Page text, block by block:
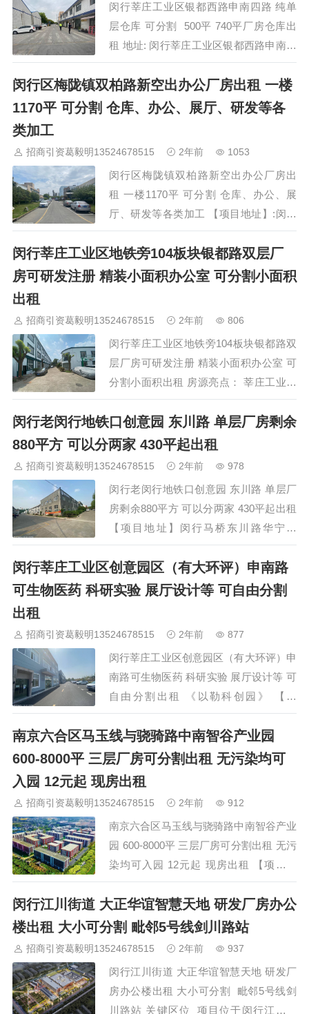
舍 独门独院 【面积】：总面积…
闵行莘庄工业区银都西路申南四路 纯单
层仓库 可分割 500平 740平厂房仓库出
租 地址: 闵行莘庄工业区银都西路申南四
路 新出【面积】：500平米、740平方，
单层户型！ 【层高】：层高6.5米 【结
构】：砖混结构水磨石地平 【价格】：
闵行区梅陇镇双柏路新空出办公厂房出租 一楼
1170平 可分割 仓库、办公、展厅、研发等各
类加工
招商引资葛毅明13524678515 2年前 1053
闵行区梅陇镇双柏路新空出办公厂房出
租 一楼1170平 可分割 仓库、办公、展
厅、研发等各类加工 【项目地址】:闵行
梅陇双柏路虹梅南路 【面积】：1楼空出
1170平方大小可分割。 【定位】：仓
库、办公、展厅、研发等各类加工 【地
闵行莘庄工业区地铁旁104板块银都路双层厂
房可研发注册 精装小面积办公室 可分割小面积
出租
招商引资葛毅明13524678515 2年前 806
闵行莘庄工业区地铁旁104板块银都路双
层厂房可研发注册 精装小面积办公室 可
分割小面积出租 房源亮点： 莘庄工业区
新出办公厂房火爆招商。 离5号线银都路
地铁站仅1公里，离嘉闵高架银都路口仅
500米 【项目地址】银都路与春中路交叉
口附近 【园区体量】总体量8000平，共3
割，2号楼为两层小独栋…
闵行老闵行地铁口创意园 东川路 单层厂房剩余
880平方 可以分两家 430平起出租
招商引资葛毅明13524678515 2年前 978
闵行老闵行地铁口创意园 东川路 单层厂
房剩余880平方 可以分两家 430平起出租
【项目地址】闵行马桥东川路华宁路
【面积】450平砖混结构， 430平钢结构
【配套】卸货平台，配电充足，环氧地
坪，丙类消防(带喷淋)104地块，可办环
闵行莘庄工业区创意园区（有大环评）申南路
可生物医药 科研实验 展厅设计等 可自由分割
出租
招商引资葛毅明13524678515 2年前 877
闵行莘庄工业区创意园区（有大环评）申
南路可生物医药 科研实验 展厅设计等 可
自由分割出租 《以勒科创园》 【位
置】：莘庄工业区，申南路，临近中春
路，距离嘉闵高架1公里。 【面积】：共
6栋，总体量:26000平，剩余大平层：
2477平，可自由分割。 【价格】：1.5-天
南京六合区马玉线与骁骑路中南智谷产业园
600-8000平 三层厂房可分割出租 无污染均可
入园 12元起 现房出租
招商引资葛毅明13524678515 2年前 912
南京六合区马玉线与骁骑路中南智谷产业
园 600-8000平 三层厂房可分割出租 无污
染均可入园 12元起 现房出租 【项目名
称】中南高科六合区中南智谷产业园
【项目地址】六合区马玉线与骁骑路交叉
口西北175米 【招商面积】25000平方
米，目前600-8000平方米可选 【商务情
闵行江川街道 大正华谊智慧天地 研发厂房办公
楼出租 大小可分割 毗邻5号线剑川路站
招商引资葛毅明13524678515 2年前 937
闵行江川街道 大正华谊智慧天地 研发厂
房办公楼出租 大小可分割 毗邻5号线剑
川路站 关键区位 项目位于闵行江川街